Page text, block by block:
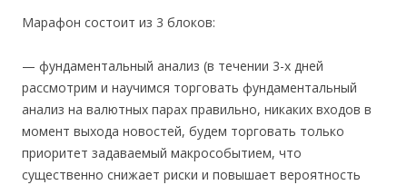
Марафон состоит из 3 блоков:
— фундаментальный анализ (в течении 3-х дней
рассмотрим и научимся торговать фундаментальный
анализ на валютных парах правильно, никаких входов в
момент выхода новостей, будем торговать только
приоритет задаваемый макрособытием, что
существенно снижает риски и повышает вероятность